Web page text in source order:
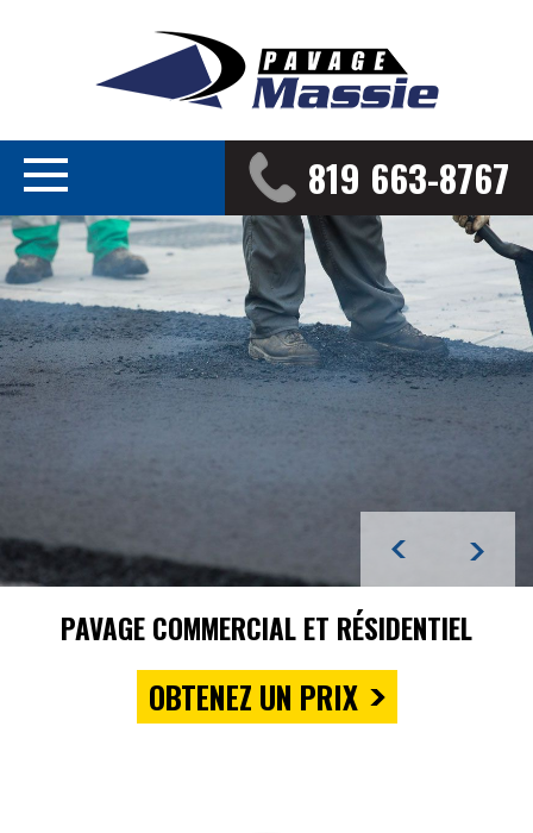
819 663-8767
PAVAGE COMMERCIAL ET RÉSIDENTIEL
OBTENEZ UN PRIX